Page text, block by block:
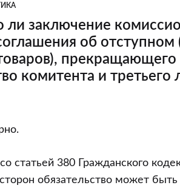
ли заключение
об отступном
комитента и третьего
статьей 380 Гражданского
обязательство может